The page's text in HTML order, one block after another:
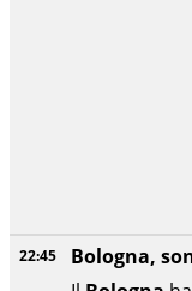
22:45
Bologna,